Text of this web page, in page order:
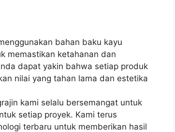
bahan baku kayu
memastikan ketahanan dan
dapat yakin bahwa setiap produk
nilai yang tahan lama dan estetika
kami selalu bersemangat untuk
setiap proyek. Kami terus
terbaru untuk memberikan hasil